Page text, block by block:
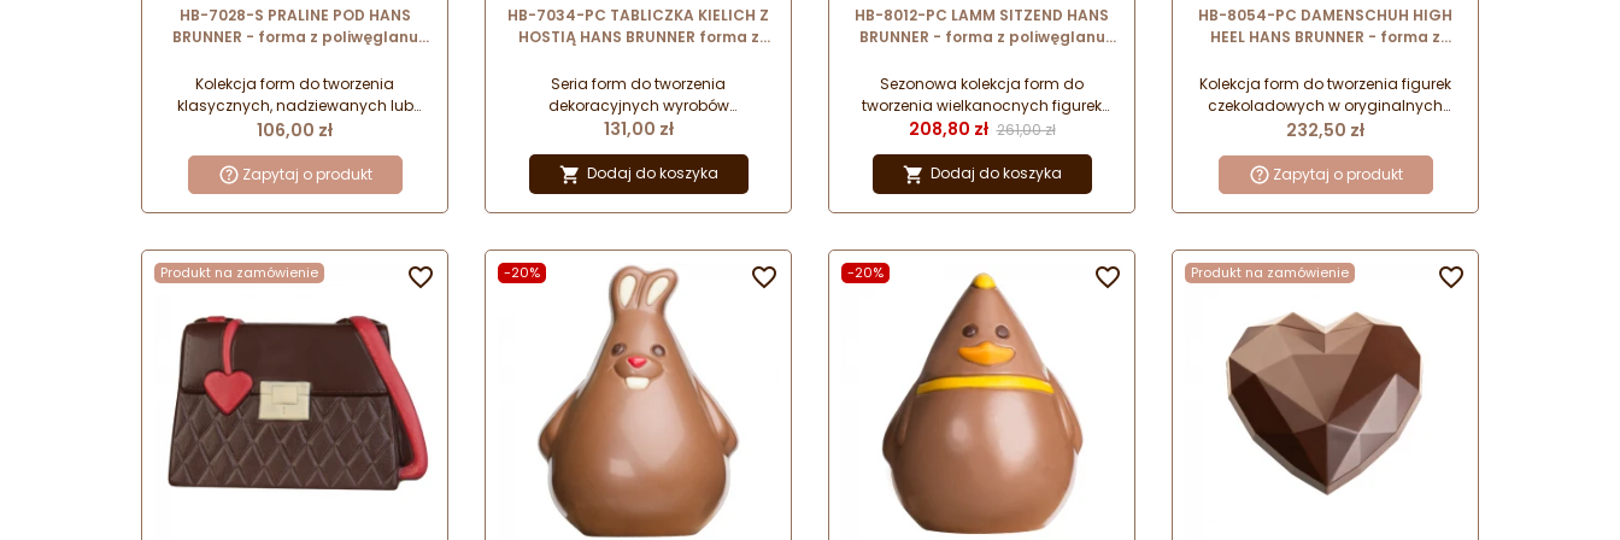
HB-7028-S PRALINE POD HANS
BRUNNER - forma z poliwęglanu
ziarno kakaowca
Kolekcja form do tworzenia
klasycznych, nadziewanych lub
dekorowanych pralin. Dopracowane
maszynowego formowania.
Wykonane z wytrzymałego i
odpornego poliwęglanu o
FILM I DOWIEDZ SIĘ, JAK PRACOWAĆ Z
FORMĄ:
Cena
106,00 zł
Zapytaj o produkt
HB-7034-PC TABLICZKA KIELICH Z
HOSTIĄ HANS BRUNNER forma z
czekoladek
Seria form do tworzenia
dekoracyjnych wyrobów
czekoladowych z okazji pierwszej
jakości odpornego poliwęglanu.
Idealne do przygotowania słodkich
upominków dla gości.
Cena
131,00 zł
 Dodaj do koszyka
HB-8012-PC LAMM SITZEND HANS
BRUNNER - forma z poliwęglanu
siedzący baranek
Sezonowa kolekcja form do
tworzenia wielkanocnych figurek
czekoladowych. Dopracowane i
do ręcznego formowania.
Wykonane z wytrzymałego i
odpornego poliwęglanu o
FILM I DOWIEDZ SIĘ, JAK PRACOWAĆ Z
FORMĄ:
Cena
208,80 zł Cena podstawowa
261,00 zł
 Dodaj do koszyka
HB-8054-PC DAMENSCHUH HIGH
HEEL HANS BRUNNER - forma z
czekoladowych - pantofelek
Kolekcja form do tworzenia figurek
czekoladowych w oryginalnych
kształtach. Dopracowane i
do ręcznego formowania.
Wykonane z wytrzymałego i
odpornego poliwęglanu o
FILM I DOWIEDZ SIĘ, JAK PRACOWAĆ Z
FORMĄ:
Cena
232,50 zł
Zapytaj o produkt
Produkt na zamówienie  -20%  -20%  Produkt na zamówienie 